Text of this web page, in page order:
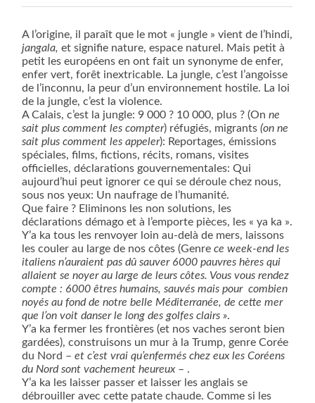
A l’origine, il paraît que le mot « jungle » vient de l’hindi,
jangala, et signifie nature, espace naturel. Mais petit à
petit les européens en ont fait un synonyme de enfer,
enfer vert, forêt inextricable. La jungle, c’est l’angoisse
de l’inconnu, la peur d’un environnement hostile. La loi
de la jungle, c’est la violence.
A Calais, c’est la jungle: 9 000 ? 10 000, plus ? (On ne
sait plus comment les compter) réfugiés, migrants(on ne
sait plus comment les appeler): Reportages, émissions
spéciales, films, fictions, récits, romans, visites
officielles, déclarations gouvernementales: Qui
aujourd’hui peut ignorer ce qui se déroule chez nous,
sous nos yeux: Un naufrage de l’humanité.
Que faire ? Eliminons les non solutions, les
déclarations démago et à l’emporte pièces, les « ya ka ».
Y’a ka tous les renvoyer loin au-delà de mers, laissons
les couler au large de nos côtes (Genre ce week-end les
italiens n’auraient pas dû sauver 6000 pauvres hères qui
allaient se noyer au large de leurs côtes. Vous vous rendez
compte : 6000 êtres humains, sauvés mais pour combien
noyés au fond de notre belle Méditerranée, de cette mer
que l’on voit danser le long des golfes clairs ».
Y’a ka fermer les frontières (et nos vaches seront bien
gardées), construisons un mur à la Trump, genre Corée
du Nord –et c’est vrai qu’enfermés chez eux les Coréens
du Nord sont vachement heureux – .
Y’a ka les laisser passer et laisser les anglais se
débrouiller avec cette patate chaude. Comme si les